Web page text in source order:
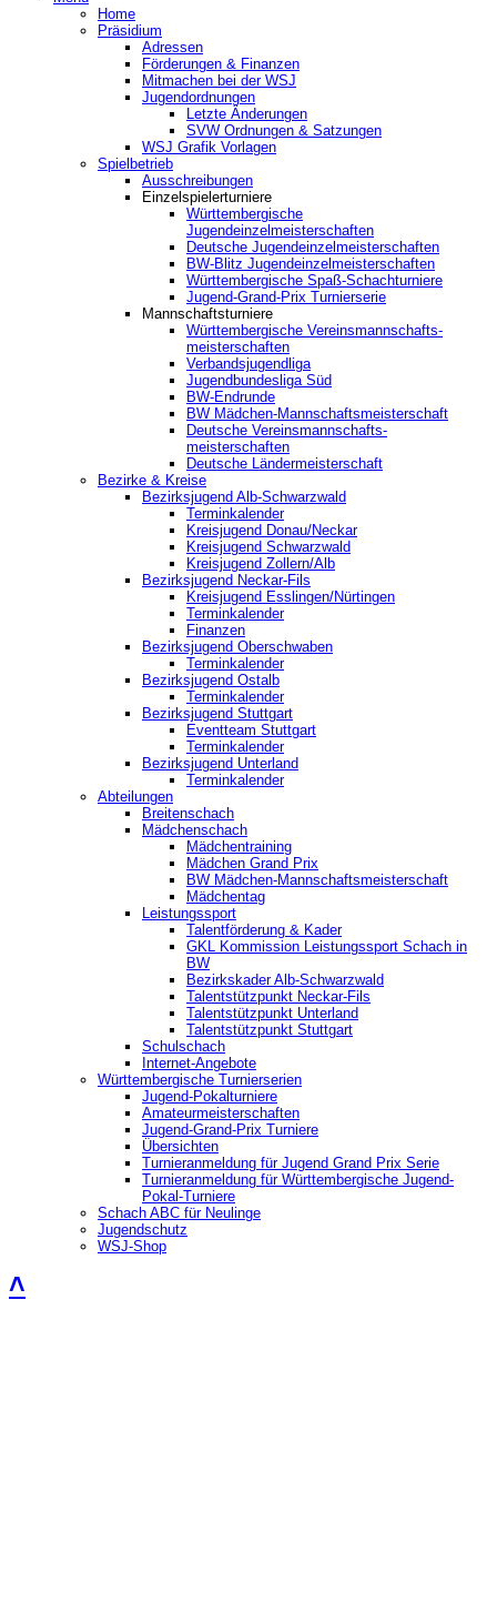
Home
Präsidium
Adressen
Förderungen & Finanzen
Mitmachen bei der WSJ
Jugendordnungen
Letzte Änderungen
SVW Ordnungen & Satzungen
WSJ Grafik Vorlagen
Spielbetrieb
Ausschreibungen
Einzelspielerturniere
Württembergische
Jugendeinzelmeisterschaften
Deutsche Jugendeinzelmeisterschaften
BW-Blitz Jugendeinzelmeisterschaften
Württembergische Spaß-Schachturniere
Jugend-Grand-Prix Turnierserie
Mannschaftsturniere
Württembergische Vereinsmannschafts-
meisterschaften
Verbandsjugendliga
Jugendbundesliga Süd
BW-Endrunde
BW Mädchen-Mannschaftsmeisterschaft
Deutsche Vereinsmannschafts-
meisterschaften
Deutsche Ländermeisterschaft
Bezirke & Kreise
Bezirksjugend Alb-Schwarzwald
Terminkalender
Kreisjugend Donau/Neckar
Kreisjugend Schwarzwald
Kreisjugend Zollern/Alb
Bezirksjugend Neckar-Fils
Kreisjugend ‎Esslingen/Nürtingen
Terminkalender
Finanzen
Bezirksjugend Oberschwaben
Terminkalender
Bezirksjugend Ostalb
Terminkalender
Bezirksjugend Stuttgart
‎Eventteam Stuttgart
Terminkalender
Bezirksjugend Unterland
Terminkalender
Abteilungen
Breitenschach
Mädchenschach
Mädchentraining
Mädchen Grand Prix
BW Mädchen-Mannschaftsmeisterschaft
Mädchentag
Leistungssport
Talentförderung & Kader
GKL Kommission Leistungssport Schach in
BW
Bezirkskader Alb-Schwarzwald
Talentstützpunkt Neckar-Fils
Talentstützpunkt Unterland
Talentstützpunkt Stuttgart
Schulschach
Internet-Angebote
Württembergische Turnierserien
Jugend-Pokalturniere
Amateurmeisterschaften
Jugend-Grand-Prix Turniere
Übersichten
Turnieranmeldung für Jugend Grand Prix Serie
Turnieranmeldung für Württembergische Jugend-
Pokal-Turniere
Schach ABC für Neulinge
Jugendschutz
WSJ-Shop
˄